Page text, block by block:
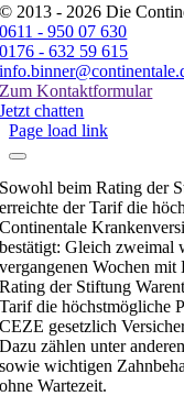
© 2013 - 2026 Die
0611 - 950 07 630
0176 - 632 59 615
Zum Kontaktformular
Jetzt chatten
Page load link
Sowohl beim Rating der
erreichte der Tarif die
Continentale
bestätigt: Gleich zweimal
vergangenen Wochen mit
Rating der Stiftung
Tarif die höchstmögliche
CEZE gesetzlich
Dazu zählen unter
sowie wichtigen
ohne Wartezeit.